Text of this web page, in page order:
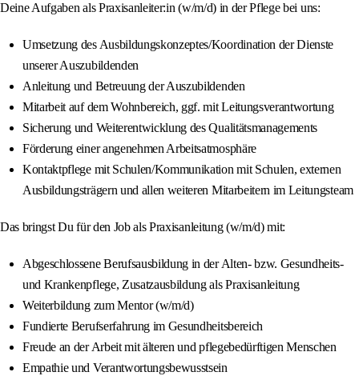
Deine Aufgaben als Praxisanleiter:in (w/m/d) in der Pflege bei uns:
Umsetzung des Ausbildungskonzeptes/Koordination der Dienste
unserer Auszubildenden
Anleitung und Betreuung der Auszubildenden
Mitarbeit auf dem Wohnbereich, ggf. mit Leitungsverantwortung
Sicherung und Weiterentwicklung des Qualitätsmanagements
Förderung einer angenehmen Arbeitsatmosphäre
Kontaktpflege mit Schulen/Kommunikation mit Schulen, externen
Ausbildungsträgern und allen weiteren Mitarbeitern im Leitungsteam
Das bringst Du für den Job als Praxisanleitung (w/m/d) mit:
Abgeschlossene Berufsausbildung in der Alten- bzw. Gesundheits-
und Krankenpflege, Zusatzausbildung als Praxisanleitung
Weiterbildung zum Mentor (w/m/d)
Fundierte Berufserfahrung im Gesundheitsbereich
Freude an der Arbeit mit älteren und pflegebedürftigen Menschen
Empathie und Verantwortungsbewusstsein